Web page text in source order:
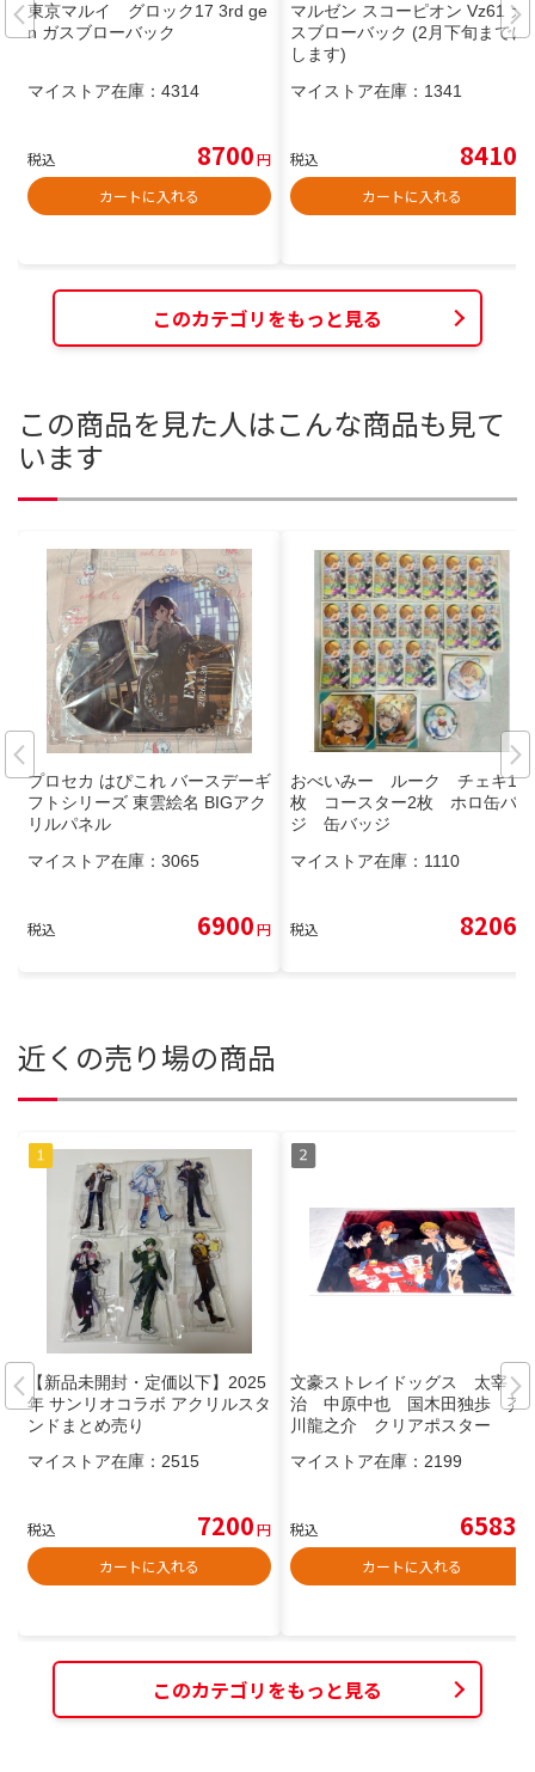
東京マルイ グロック17 3rd ge
n ガスブローバック
マイストア在庫： 4314
税込 8700円
カートに入れる
マルゼン スコーピオン Vz61 ガ
スブローバック (2月下旬までに
します)
マイストア在庫： 1341
税込 8410
カートに入れる
このカテゴリをもっと見る
この商品を見た人はこんな商品も見て
います
プロセカ はぴこれ バースデーギ
フトシリーズ 東雲絵名 BIGアク
リルパネル
マイストア在庫： 3065
税込 6900円
おべいみー ルーク チェキ18
枚 コースター2枚 ホロ缶バッ
ジ 缶バッジ
マイストア在庫： 1110
税込 8206
近くの売り場の商品
【新品未開封・定価以下】2025
年 サンリオコラボ アクリルスタ
ンドまとめ売り
マイストア在庫： 2515
税込 7200円
カートに入れる
文豪ストレイドッグス 太宰
治 中原中也 国木田独歩 芥
川龍之介 クリアポスター
マイストア在庫： 2199
税込 6583
カートに入れる
このカテゴリをもっと見る